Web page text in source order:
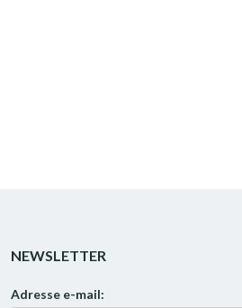
NEWSLETTER
Adresse e-mail: